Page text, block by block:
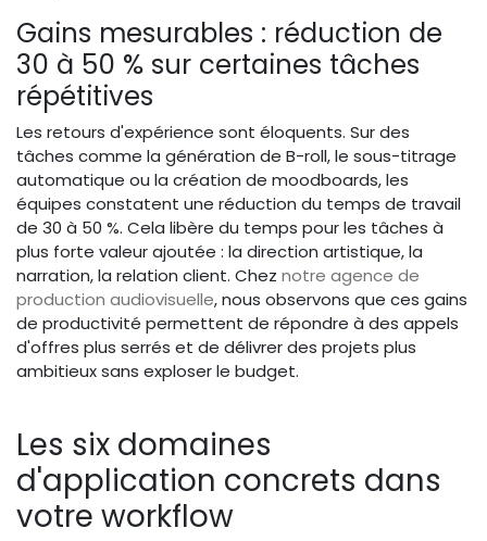
Gains mesurables : réduction de
30 à 50 % sur certaines tâches
répétitives
Les retours d'expérience sont éloquents. Sur des
tâches comme la génération de B-roll, le sous-titrage
automatique ou la création de moodboards, les
équipes constatent une réduction du temps de travail
de 30 à 50 %. Cela libère du temps pour les tâches à
plus forte valeur ajoutée : la direction artistique, la
narration, la relation client. Chez notre agence de
production audiovisuelle, nous observons que ces gains
de productivité permettent de répondre à des appels
d'offres plus serrés et de délivrer des projets plus
ambitieux sans exploser le budget.
Les six domaines
d'application concrets dans
votre workflow